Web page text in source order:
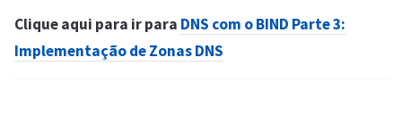
Clique aqui para ir para DNS com o BIND Parte 3:
Implementação de Zonas DNS